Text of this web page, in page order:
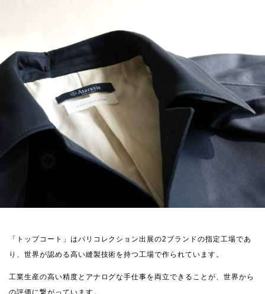
「トップコート」はパリコレクション出展の2ブランドの指定工場であ
り、世界が認める高い縫製技術を持つ工場で作られています。
工業生産の高い精度とアナログな手仕事を両立できることが、世界から
の評価に繋がっています。